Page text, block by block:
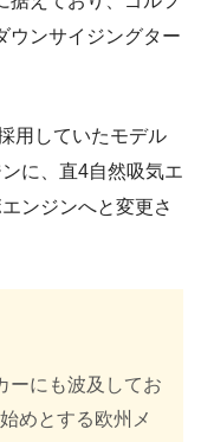
ウンサイジングター
用していたモデル
に、直4自然吸気エ
ンジンへと変更さ
ーにも波及してお
めとする欧州メ